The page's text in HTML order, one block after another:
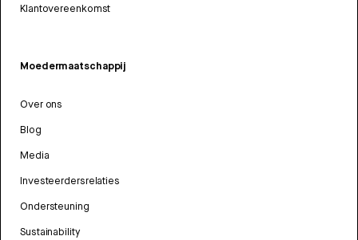
Klantovereenkomst
Moedermaatschappij
Over ons
Blog
Media
Investeerdersrelaties
Ondersteuning
Sustainability